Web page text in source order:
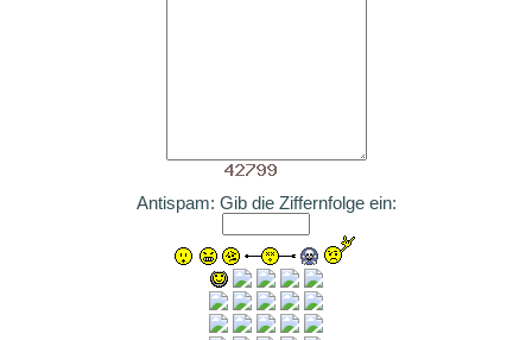
Antispam: Gib die Ziffernfolge ein: